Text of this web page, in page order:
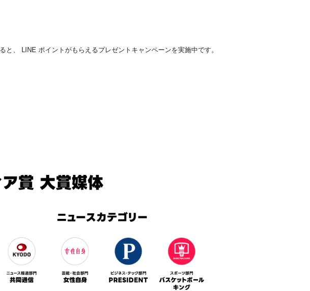
、 LINE ポイントがもらえるプレゼントキャンペーンを実施中です。